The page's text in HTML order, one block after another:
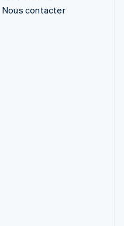
Nous contacter